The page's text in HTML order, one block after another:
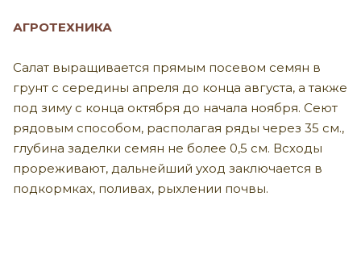
АГРОТЕХНИКА
Салат выращивается прямым посевом семян в
грунт с середины апреля до конца августа, а также
под зиму с конца октября до начала ноября. Сеют
рядовым способом, располагая ряды через 35 см.,
глубина заделки семян не более 0,5 см. Всходы
прореживают, дальнейший уход заключается в
подкормках, поливах, рыхлении почвы.